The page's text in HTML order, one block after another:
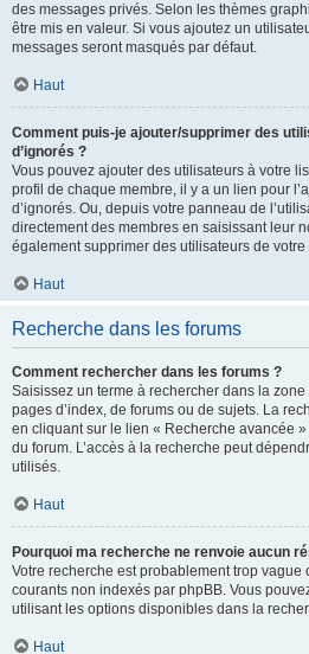
des messages privés. Selon les thèmes
être mis en valeur. Si vous ajoutez un
messages seront masqués par défaut.
Haut
Comment puis-je ajouter/supprimer des
d’ignorés ?
Vous pouvez ajouter des utilisateurs à votre
profil de chaque membre, il y a un lien pour
d’ignorés. Ou, depuis votre panneau de
directement des membres en saisissant leur
également supprimer des utilisateurs de
Haut
Recherche dans les forums
Comment rechercher dans les forums ?
Saisissez un terme à rechercher dans la
pages d’index, de forums ou de sujets. La
en cliquant sur le lien « Recherche avancée
du forum. L’accès à la recherche peut
utilisés.
Haut
Pourquoi ma recherche ne renvoie aucun
Votre recherche est probablement trop
courants non indexés par phpBB. Vous
utilisant les options disponibles dans la
Haut